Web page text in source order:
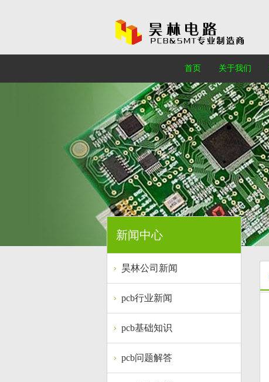
首页 关于我们
新闻中心
昊林公司新闻
pcb行业新闻
pcb基础知识
pcb问题解答